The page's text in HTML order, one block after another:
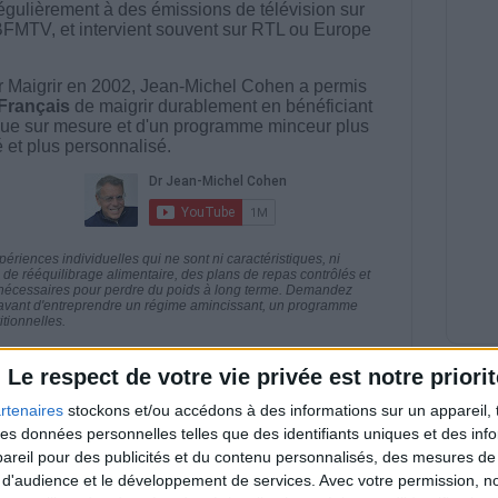
Le respect de votre vie privée est notre
stockons et/ou accédons à des informations sur un appareil,
données personnelles telles que des identifiants uniques et des
pour des publicités et du contenu personnalisés, des mesures
et le développement de services. Avec votre permission,
à des émissions de télévision sur
et intervient souvent sur RTL ou Europe
Maigrir en 2002, Jean-Michel Cohen a permis
de maigrir durablement en bénéficiant
sur mesure et d'un programme minceur plus
et plus personnalisé.
individuelles qui ne sont ni caractéristiques, ni
rééquilibrage alimentaire, des plans de repas contrôlés et
pour perdre du poids à long terme. Demandez
d'entreprendre un régime amincissant, un programme
Voir tout
en live en participant à des vidéo-